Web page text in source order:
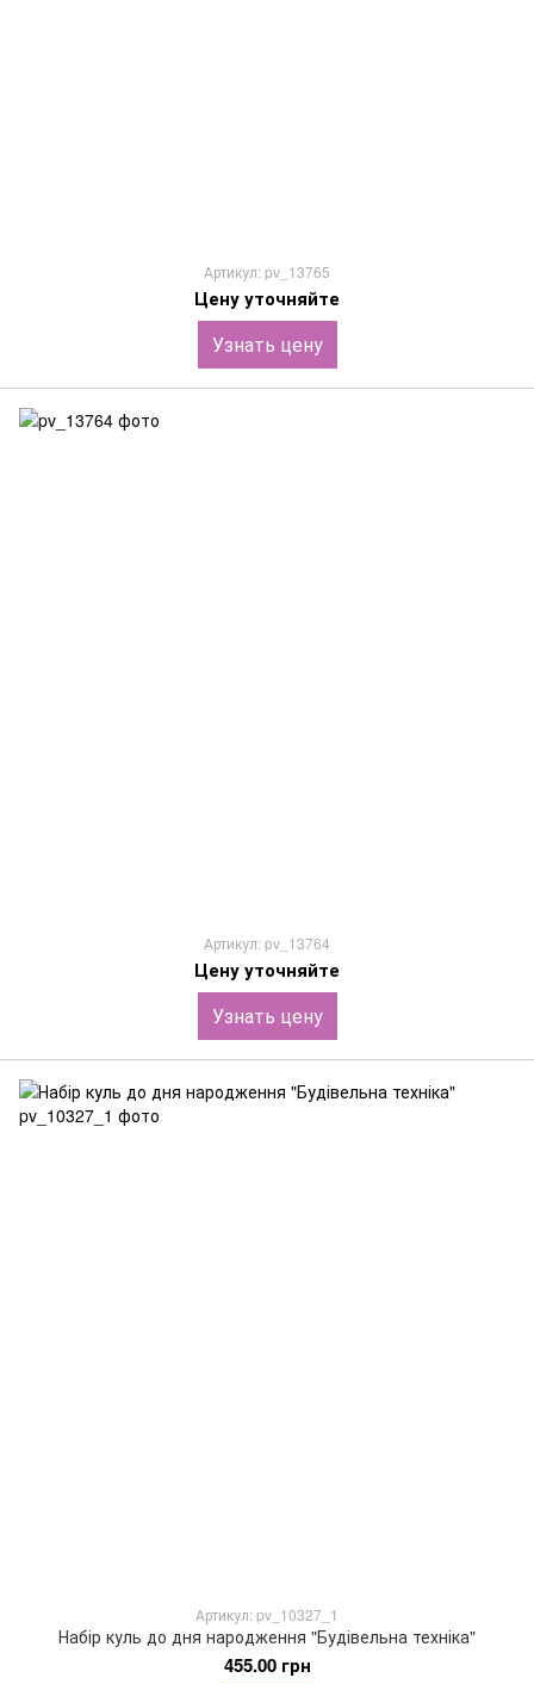
Артикул: pv_13765
Цену уточняйте
Узнать цену
Артикул: pv_13764
Цену уточняйте
Узнать цену
Артикул: pv_10327_1
Набір куль до дня народження "Будівельна техніка"
455.00 грн